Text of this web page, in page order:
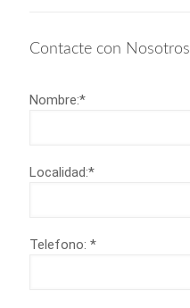
Contacte con Nosotros
Nombre:*
Localidad:*
Telefono: *